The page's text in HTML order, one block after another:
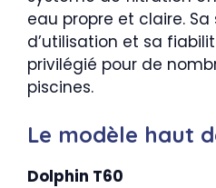
eau propre et claire.
d’utilisation et sa
privilégié pour de
piscines.
Le modèle haut
Dolphin T60